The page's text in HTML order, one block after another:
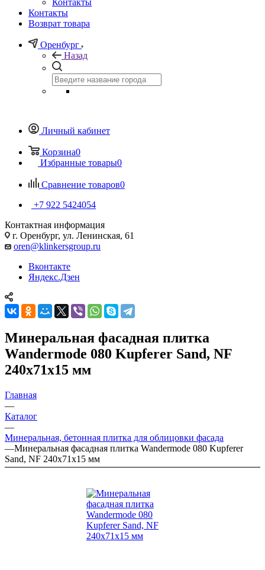
Контакты
Контакты
Возврат товара
Оренбург
Назад
Личный кабинет
Корзина0
Избранные товары0
Сравнение товаров0
+7 922 5424054
Контактная информация
г. Оренбург, ул. Ленинская, 61
oren@klinkersgroup.ru
Вконтакте
Яндекс.Дзен
Минеральная фасадная плитка
Wandermode 080 Kupferer Sand, NF
240х71х15 мм
Главная
—
Каталог
—
Минеральная, бетонная плитка для облицовки фасада
—Минеральная фасадная плитка Wandermode 080 Kupferer
Sand, NF 240х71х15 мм